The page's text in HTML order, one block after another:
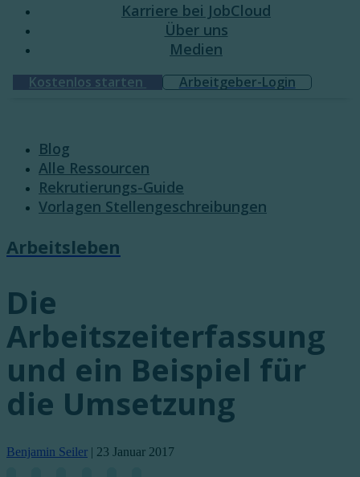
Karriere bei JobCloud​
Über uns
Medien
Kostenlos starten Arbeitgeber-Login
Blog
Alle Ressourcen
Rekrutierungs-Guide
Vorlagen Stellengeschreibungen
Arbeitsleben
Die
Arbeitszeiterfassung
und ein Beispiel für
die Umsetzung
Benjamin Seiler | 23 Januar 2017